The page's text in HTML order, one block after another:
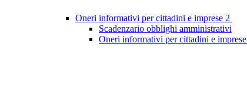
Oneri informativi per cittadini e imprese 2
Scadenzario obblighi amministrativi
Oneri informativi per cittadini e imprese